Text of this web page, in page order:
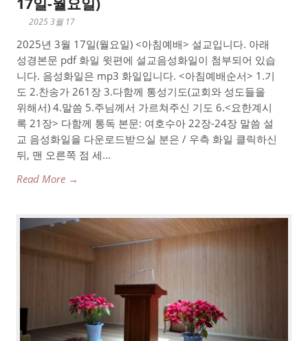
2025 3월 17
2025년 3월 17일(월요일) <아침예배> 설교입니다. 아래
성경본문 pdf 화일 윗편에 설교음성화일이 첨부되어 있습
니다. 음성화일은 mp3 화일입니다. <아침예배순서> 1.기
도 2.찬송가 261장 3.다함께 통성기도(교회와 성도들을
위해서) 4.말씀 5.주님께서 가르쳐주신 기도 6.<요한계시
록 21장> 다함께 통독 본문: 여호수아 22장-24장 말씀 설
교 음성화일을 다운로드받으실 분은 / 우측 화일 클릭하신
뒤, 맨 오른쪽 점 세...
Read More →